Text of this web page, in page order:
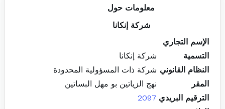
معلومات حول
شركة إنكانا
الإسم التجاري
التسمية
شركة إنكانا
النظام القانوني شركة ذات المسؤولية المحدودة
المقر
نهج الزياتين بو مهل البساتين
الترقيم البريدي 2097